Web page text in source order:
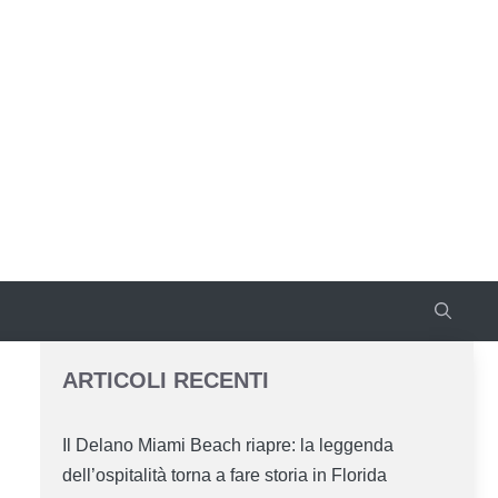
ARTICOLI RECENTI
Il Delano Miami Beach riapre: la leggenda
dell’ospitalità torna a fare storia in Florida